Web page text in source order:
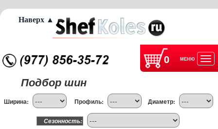
0 МЕНЮ
Подбор шин
Ширина: Профиль: Диаметр:
Сезонность:
Наверх ▲